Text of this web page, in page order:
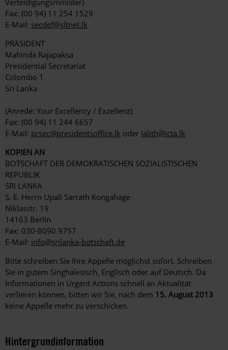
Fax: (00 94) 11 254 1529
E-Mail: secdef@sltnet.lk
PRÄSIDENT
Mahinda Rajapaksa
Presidential Secretariat
Colombo 1
Sri Lanka
(Anrede: Your Excellency / Exzellenz)
Fax: (00 94) 11 244 6657
E-Mail: prsec@presidentsoffice.lk oder lalith@icta.lk
KOPIEN AN
BOTSCHAFT DER DEMOKRATISCHEN SOZIALISTISCHEN
REPUBLIK
SRI LANKA
S. E. Herrn Upali Sarrath Kongahage
Niklasstr. 19
14163 Berlin
Fax: 030-8090 9757
E-Mail: info@srilanka-botschaft.de
Bitte schreiben Sie Ihre Appelle möglichst sofort. Schreiben
Sie in gutem Singhalesisch, Englisch oder auf Deutsch. Da
Informationen in Urgent Actions schnell an Aktualität
verlieren können, bitten wir Sie, nach dem 15. August 2013
keine Appelle mehr zu verschicken.
Hintergrundinformation